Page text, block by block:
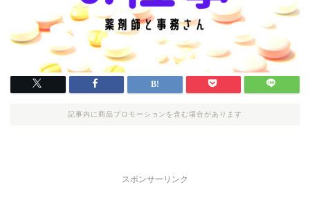
記事内に商品プロモーションを含む場合があります
スポンサーリンク